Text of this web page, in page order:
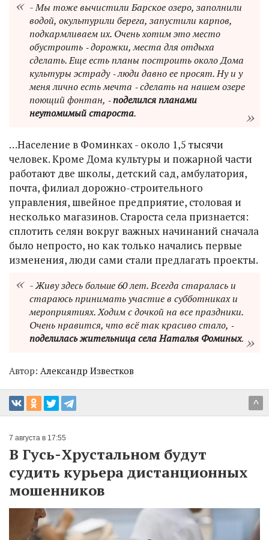
- Мы тоже вычистили Барское озеро, заполнили
водой, окультурили берега, запустили карпов,
подкармливаем их. Очень хотим это место
обустроить ‑ дорожки, места для отдыха
сделать. Еще есть планы построить около Дома
культуры эстраду ‑ люди давно ее просят. Ну и у
меня лично есть мечта ‑ сделать на нашем озере
поющий фонтан, ‑поделился планами
неутомимый староста.
…Население в Фоминках - около 1,5 тысячи
человек. Кроме Дома культуры и пожарной части
работают две школы, детский сад, амбулатория,
почта, филиал дорожно-строительного
управления, швейное предприятие, столовая и
несколько магазинов. Староста села признается:
сплотить селян вокруг важных начинаний сначала
было непросто, но как только начались первые
изменения, люди сами стали предлагать проекты.
- Живу здесь больше 60 лет. Всегда старалась и
стараюсь принимать участие в субботниках и
мероприятиях. Ходим с дочкой на все праздники.
Очень нравится, что всё так красиво стало, ‑
поделилась жительница села Наталья Фоминых.
Автор: Александр Известков
^
7 августа в 17:55
В Гусь-Хрустальном будут
судить курьера дистанционных
мошенников